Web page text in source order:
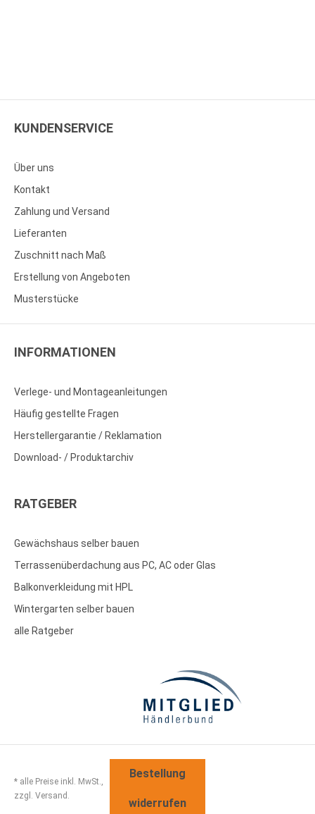
KUNDENSERVICE
Über uns
Kontakt
Zahlung und Versand
Lieferanten
Zuschnitt nach Maß
Erstellung von Angeboten
Musterstücke
INFORMATIONEN
Verlege- und Montageanleitungen
Häufig gestellte Fragen
Herstellergarantie / Reklamation
Download- / Produktarchiv
RATGEBER
Gewächshaus selber bauen
Terrassenüberdachung aus PC, AC oder Glas
Balkonverkleidung mit HPL
Wintergarten selber bauen
alle Ratgeber
* alle Preise inkl. MwSt.,
zzgl. Versand.
Bestellung
widerrufen